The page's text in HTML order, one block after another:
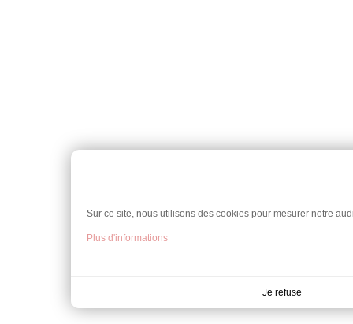
Sur ce site, nous utilisons des cookies pour mesurer notre
Plus d'informations
Je refuse